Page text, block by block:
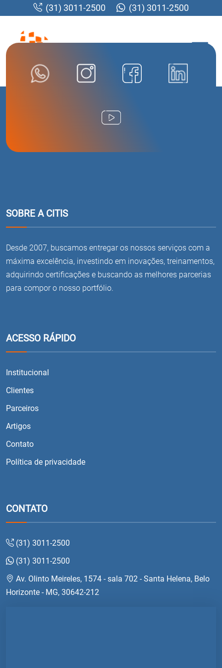
(31) 3011-2500 (31) 3011-2500
SOBRE A CITIS
Desde 2007, buscamos entregar os nossos serviços com a
máxima excelência, investindo em inovações, treinamentos,
adquirindo certificações e buscando as melhores parcerias
para compor o nosso portfólio.
ACESSO RÁPIDO
Institucional
Clientes
Parceiros
Artigos
Contato
Política de privacidade
CONTATO
(31) 3011-2500
(31) 3011-2500
Av. Olinto Meireles, 1574 - sala 702 - Santa Helena, Belo
Horizonte - MG, 30642-212